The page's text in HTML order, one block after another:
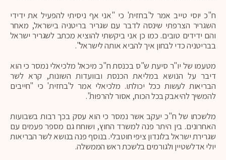
ח"כ יוסי טייב אמר ל'בחזית' כי "אני אף ניסיתי להפעיל את ידידי
השגריר הצרפתי שינסה לדבר עם שגריר בריטניה בישראל, מאחר
והם ידידים טובים. כמו כן אני ביקשתי להוציא מכתב לשגריר ישראל
בבריטניה כדי לבחון איך להביא אותה לישראל".
מטעמו של יו"ר סיעת ש"ס בכנסת ח"כ מיכאל מלכיאלי נמסר כי הוא
דיבר על הנושא במליאת הכנסת ובוועדות השונות, קרא לשר
הבריאות לעשות ככל יכולתו. מלכיאלי אמר ל'בחזית' כי "חייבים
להמשיך להיאבק בכל הכוח, אסור להרפות".
מלשכתו של ח"כ יעקב אשר נמסר כי הוא עסק בכך רבות בשבועות
האחרונים. בין היתר פנה למשרד החוץ, ושוחח גם מספר פעמים עם
שגרירת ישראל בלונדון ציפי חוטבלי. בנוסף פנה בנושא לשר הבריאות
יולי אדלשטיין ולגורמים בלשכת ראש הממשלה.